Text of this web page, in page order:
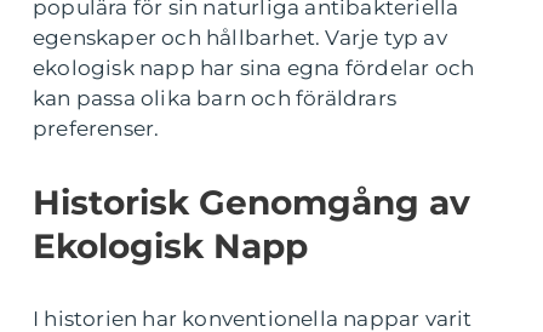
populära för sin naturliga antibakteriella
egenskaper och hållbarhet. Varje typ av
ekologisk napp har sina egna fördelar och
kan passa olika barn och föräldrars
preferenser.
Historisk Genomgång av
Ekologisk Napp
I historien har konventionella nappar varit